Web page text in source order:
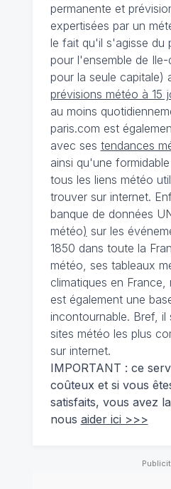
permanente et
expertisées par un
le fait qu'il s'agisse du
pour l'ensemble de
pour la seule capitale)
prévisions météo à 15
au moins
paris.com est
avec ses tendances
ainsi qu'une
tous les liens météo
trouver sur internet.
banque de données
météo) sur les
1850 dans toute la
météo, ses tableaux
climatiques en
est également une
incontournable. Bref,
sites météo les plus
sur internet.
IMPORTANT : ce
coûteux et si vous
satisfaits, vous avez
nous aider ici >>>